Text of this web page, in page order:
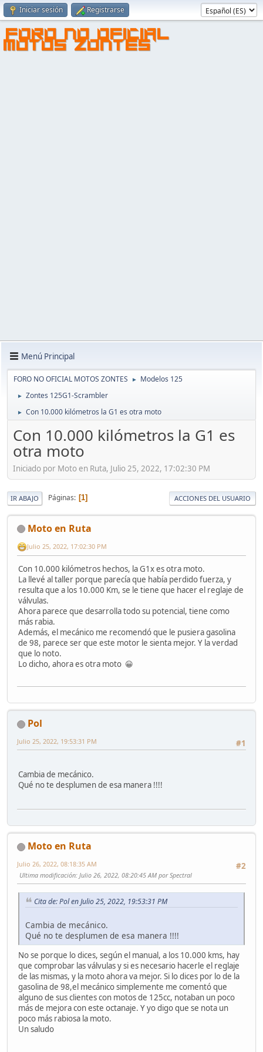
Iniciar sesión Registrarse
FORO NO OFICIAL
MOTOS ZONTES
Menú Principal
FORO NO OFICIAL MOTOS ZONTES ► Modelos 125
► Zontes 125G1-Scrambler
► Con 10.000 kilómetros la G1 es otra moto
Con 10.000 kilómetros la G1 es
otra moto
Iniciado por Moto en Ruta, Julio 25, 2022, 17:02:30 PM
IR ABAJO Páginas 1 ACCIONES DEL USUARIO
Moto en Ruta
Julio 25, 2022, 17:02:30 PM
Con 10.000 kilómetros hechos, la G1x es otra moto.
La llevé al taller porque parecía que había perdido fuerza, y
resulta que a los 10.000 Km, se le tiene que hacer el reglaje de
válvulas.
Ahora parece que desarrolla todo su potencial, tiene como
más rabia.
Además, el mecánico me recomendó que le pusiera gasolina
de 98, parece ser que este motor le sienta mejor. Y la verdad
que lo noto.
Lo dicho, ahora es otra moto 😀
Pol
#1
Julio 25, 2022, 19:53:31 PM
Cambia de mecánico.
Qué no te desplumen de esa manera !!!!
Moto en Ruta
#2
Julio 26, 2022, 08:18:35 AM
Ultima modificación: Julio 26, 2022, 08:20:45 AM por Spectral
Cita de: Pol en Julio 25, 2022, 19:53:31 PM
Cambia de mecánico.
Qué no te desplumen de esa manera !!!!
No se porque lo dices, según el manual, a los 10.000 kms, hay
que comprobar las válvulas y si es necesario hacerle el reglaje
de las mismas, y la moto ahora va mejor. Si lo dices por lo de la
gasolina de 98,el mecánico simplemente me comentó que
alguno de sus clientes con motos de 125cc, notaban un poco
más de mejora con este octanaje. Y yo digo que se nota un
poco más rabiosa la moto.
Un saludo